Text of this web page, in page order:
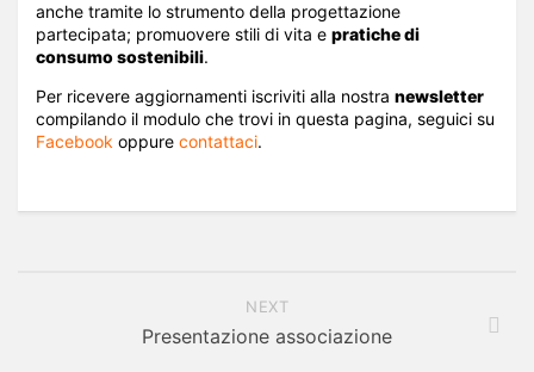
anche tramite lo strumento della progettazione
partecipata; promuovere stili di vita e pratiche di
consumo sostenibili.
Per ricevere aggiornamenti iscriviti alla nostra newsletter
compilando il modulo che trovi in questa pagina, seguici su
Facebook oppure contattaci.
NEXT
Presentazione associazione